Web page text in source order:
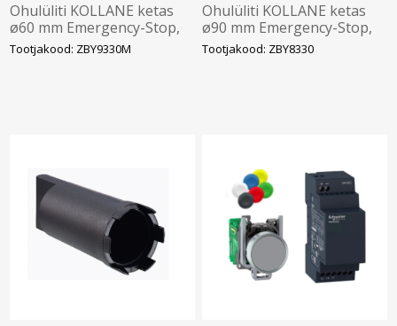
Ohulüliti KOLLANE ketas
ø60 mm Emergency-Stop,
XB4, XB5, Schneider
Tootjakood: ZBY9330M
Ohulüliti KOLLANE ketas
ø90 mm Emergency-Stop,
XB4, Schneider
Tootjakood: ZBY8330